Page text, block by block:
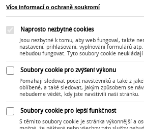
Více informací o ochraně soukromí
Naprosto nezbytné cookies
Jsou nezbytné k tomu, aby web fungoval, takže
nastavení, přihlašování, vyplňování formulářů
nebudou fungovat. Tyto soubory cookie
Soubory cookie pro zvýšení výkonu
Pomáhají sledovat počet návštěvníků a také z
oblíbené, a také sledovat, jakým způsobem se
nebudeme vědět, kdy jste navštívili naši stránku.
Soubory cookie pro lepší funkčnost
S těmito soubory cookie je stránka výkonnější a